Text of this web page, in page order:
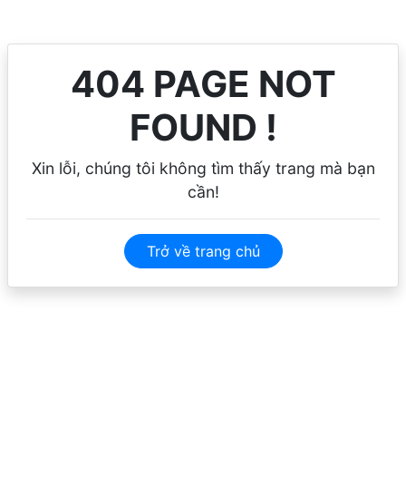
404 PAGE NOT
FOUND !
Xin lỗi, chúng tôi không tìm thấy trang mà bạn
cần!
Trở về trang chủ